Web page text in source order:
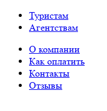
Туристам
Агентствам
О компании
Как оплатить
Контакты
Отзывы